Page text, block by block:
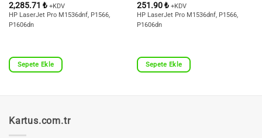
2,285.71 ₺ +KDV
HP LaserJet Pro M1536dnf, P1566,
P1606dn
Sepete Ekle
251.90₺ +KDV
HP LaserJet Pro M1536dnf, P1566,
P1606dn
Sepete Ekle
Kartus.com.tr